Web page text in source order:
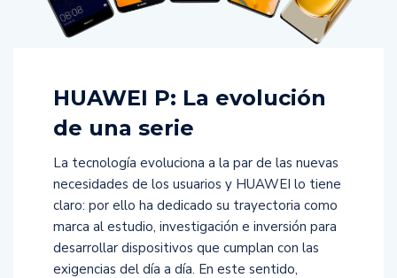
HUAWEI P: La evolución
de una serie
La tecnología evoluciona a la par de las nuevas
necesidades de los usuarios y HUAWEI lo tiene
claro: por ello ha dedicado su trayectoria como
marca al estudio, investigación e inversión para
desarrollar dispositivos que cumplan con las
exigencias del día a día. En este sentido,